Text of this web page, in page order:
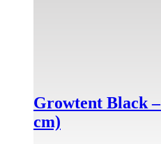
Growtent Black
cm)